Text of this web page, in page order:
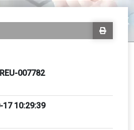
007782
17 10:29:39